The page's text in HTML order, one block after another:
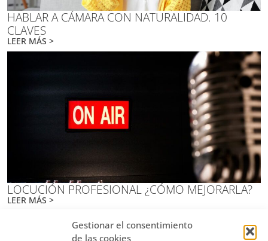
Gestionar el consentimiento
de las cookies
HABLAR A CÁMARA CON NATURALIDAD. 10
CLAVES
LEER MÁS >
LOCUCIÓN PROFESIONAL ¿CÓMO MEJORARLA?
LEER MÁS >